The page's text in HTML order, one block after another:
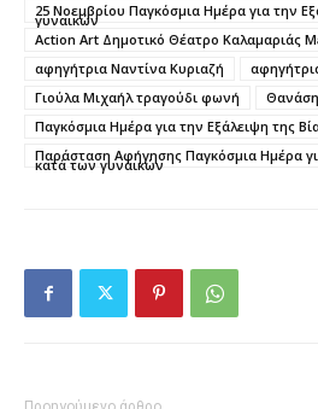
25 Νοεμβρίου Παγκόσμια Ημέρα για την
γυναικών
Αction Art Δημοτικό Θέατρο Καλαμαριάς
αφηγήτρια Ναντίνα Κυριαζή
Γιούλα Μιχαήλ τραγούδι φωνή
Παγκόσμια Ημέρα για την Εξάλειψη της
Παράσταση Αφήγησης Παγκόσμια Ημέρα
κατά των γυναικών